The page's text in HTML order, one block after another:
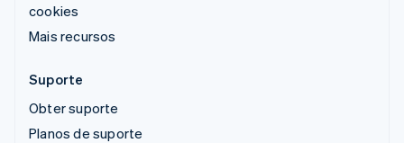
cookies
Mais recursos
Suporte
Obter suporte
Planos de suporte